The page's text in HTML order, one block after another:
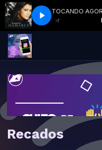
TOCANDO
Vencedor
Recados